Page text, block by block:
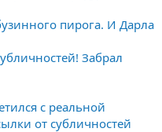
пирога. И Дарла
Забрал
с реальной
от субличностей